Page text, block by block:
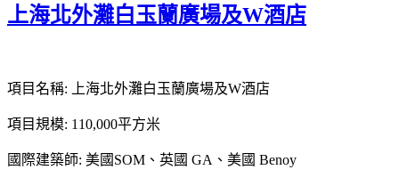
上海北外灘白玉蘭廣場及W酒店
項目名稱: 上海北外灘白玉蘭廣場及W酒店
項目規模: 110,000平方米
國際建築師: 美國SOM、英國 GA、美國 Benoy